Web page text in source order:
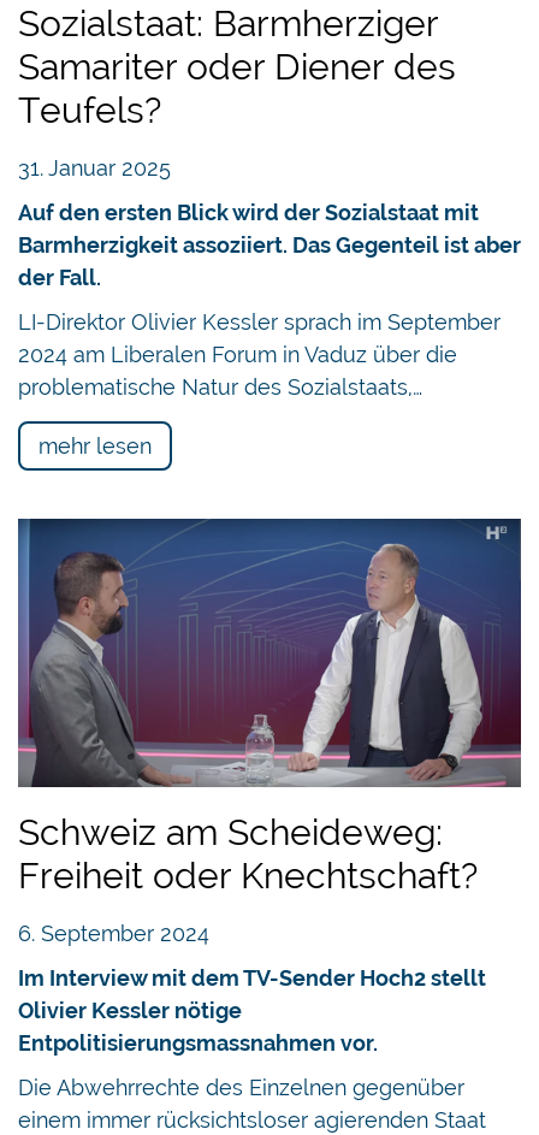
Sozialstaat: Barmherziger
Samariter oder Diener des
Teufels?
31. Januar 2025
Auf den ersten Blick wird der Sozialstaat mit
Barmherzigkeit assoziiert. Das Gegenteil ist aber
der Fall.
LI-Direktor Olivier Kessler sprach im September
2024 am Liberalen Forum in Vaduz über die
problematische Natur des Sozialstaats,…
mehr lesen
Schweiz am Scheideweg:
Freiheit oder Knechtschaft?
6. September 2024
Im Interview mit dem TV-Sender Hoch2 stellt
Olivier Kessler nötige
Entpolitisierungsmassnahmen vor.
Die Abwehrrechte des Einzelnen gegenüber
einem immer rücksichtsloser agierenden Staat